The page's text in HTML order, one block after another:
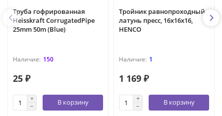
Труба гофрированная
Heisskraft CorrugatedPipe
25mm 50m (Blue)
150
25 ₽
В корзину
Тройник равнопроходный,
латунь пресс, 16x16x16,
HENCO
1
1 169 ₽
В корзину